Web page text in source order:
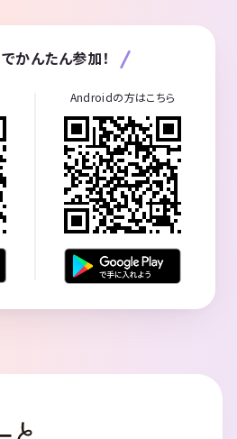
かんたん参加！
Androidの方はこちら